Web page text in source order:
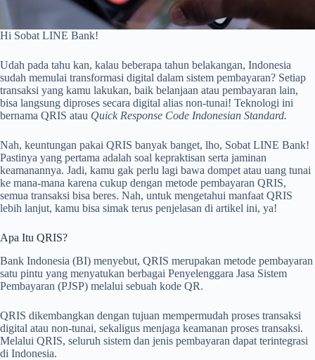
Hi Sobat LINE Bank!
Udah pada tahu kan, kalau beberapa tahun belakangan, Indonesia
sudah memulai transformasi digital dalam sistem pembayaran? Setiap
transaksi yang kamu lakukan, baik belanjaan atau pembayaran lain,
bisa langsung diproses secara digital alias non-tunai! Teknologi ini
bernama QRIS atau Quick Response Code Indonesian Standard.
Nah, keuntungan pakai QRIS banyak banget, lho, Sobat LINE Bank!
Pastinya yang pertama adalah soal kepraktisan serta jaminan
keamanannya. Jadi, kamu gak perlu lagi bawa dompet atau uang tunai
ke mana-mana karena cukup dengan metode pembayaran QRIS,
semua transaksi bisa beres. Nah, untuk mengetahui manfaat QRIS
lebih lanjut, kamu bisa simak terus penjelasan di artikel ini, ya!
Apa Itu QRIS?
Bank Indonesia (BI) menyebut, QRIS merupakan metode pembayaran
satu pintu yang menyatukan berbagai Penyelenggara Jasa Sistem
Pembayaran (PJSP) melalui sebuah kode QR.
QRIS dikembangkan dengan tujuan mempermudah proses transaksi
digital atau non-tunai, sekaligus menjaga keamanan proses transaksi.
Melalui QRIS, seluruh sistem dan jenis pembayaran dapat terintegrasi
di Indonesia.